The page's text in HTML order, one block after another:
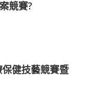
競賽?
保健技藝競賽暨